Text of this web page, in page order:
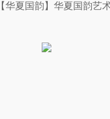
【华夏国韵】华夏国韵艺